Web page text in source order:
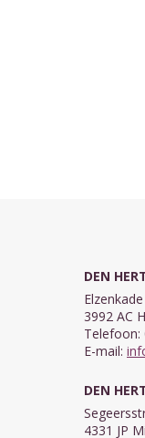
DEN
3992 AC
Telefoon:
E-mail:
DEN
4331 JP